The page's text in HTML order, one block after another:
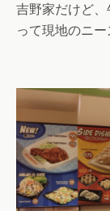
吉野家だけど
って現地のニー